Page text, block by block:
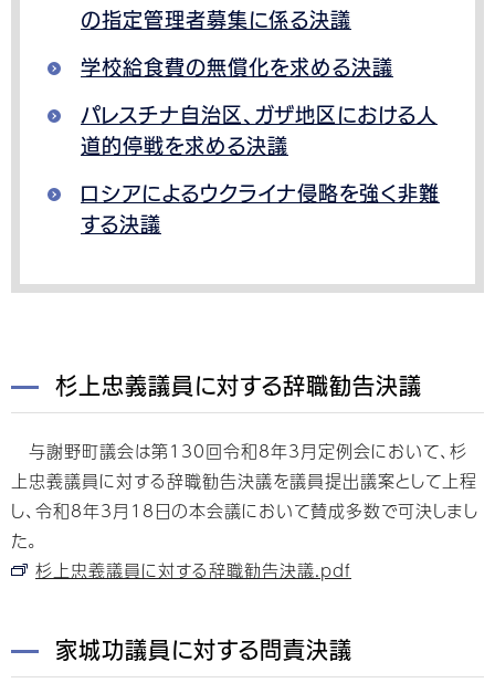
の指定管理者募集に係る決議
学校給食費の無償化を求める決議
パレスチナ自治区、ガザ地区における人
道的停戦を求める決議
ロシアによるウクライナ侵略を強く非難
する決議
杉上忠義議員に対する辞職勧告決議
与謝野町議会は第130回令和8年3月定例会において、杉
上忠義議員に対する辞職勧告決議を議員提出議案として上程
し、令和8年3月18日の本会議において賛成多数で可決しまし
た。
杉上忠義議員に対する辞職勧告決議.pdf
家城功議員に対する問責決議